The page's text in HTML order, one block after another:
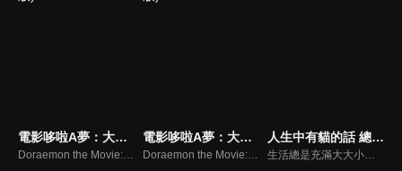
電影哆啦A夢：大雄的天方夜譚(中文版) 電影哆啦A夢：大雄與惑星之迷(中文版)
Doraemon the Movie: Nobita and the Animal Planet
人生中有貓的話 總有辦法的喵
生活總是充滿大大小小的麻煩，像趕不上的公車、突如其來的雨、緊湊的工作deadline⋯⋯這些惱人的小事，讓我們忍不住嘆氣：「為什麼偏偏是現在？為什麼偏偏是我？」但麻吉貓說：「不用擔心~人生中有貓的話總有辦法的喵！」麻吉貓將用獨特的幽默視角，帶著你重新看待這些生活中的小麻煩。